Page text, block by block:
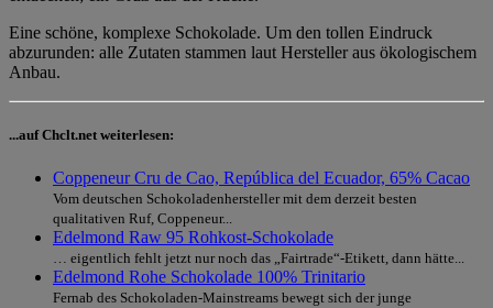
Eine schöne, komplexe Schokolade. Um den tollen Eindruck
abzurunden: alle Zutaten stammen laut Hersteller aus ökologischem
Anbau.
...auf Chclt.net weiterlesen:
Coppeneur Cru de Cao, República del Ecuador, 65% Cacao
Vom deutschen Schokoladenhersteller mit dem derzeit besten
qualitativen Ruf, Coppeneur...
Edelmond Raw 95 Rohkost-Schokolade
… eigentlich fehlt jetzt nur noch das „Fairtrade“-Etikett, dann hätte...
Edelmond Rohe Schokolade 100% Trinitario
Fernab des Schokoladen-Mainstreams bewegt sich der junge